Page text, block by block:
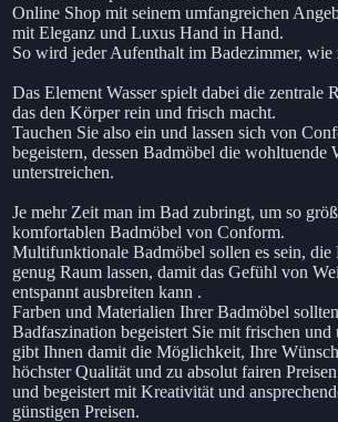
Online Shop mit seinem umfangreichen
mit Eleganz und Luxus Hand in Hand.
So wird jeder Aufenthalt im Badezimmer,
Das Element Wasser spielt dabei die zentrale
das den Körper rein und frisch macht.
Tauchen Sie also ein und lassen sich von
begeistern, dessen Badmöbel die wohltuende
unterstreichen.
Je mehr Zeit man im Bad zubringt, um so
komfortablen Badmöbel von Conform.
Multifunktionale Badmöbel sollen es sein, die
genug Raum lassen, damit das Gefühl von
entspannt ausbreiten kann .
Farben und Materialien Ihrer Badmöbel
Badfaszination begeistert Sie mit frischen
gibt Ihnen damit die Möglichkeit, Ihre
höchster Qualität und zu absolut fairen
und begeistert mit Kreativität und
günstigen Preisen.